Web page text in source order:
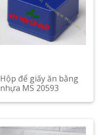
Hộp để giấy ăn bằng
nhựa MS 20593